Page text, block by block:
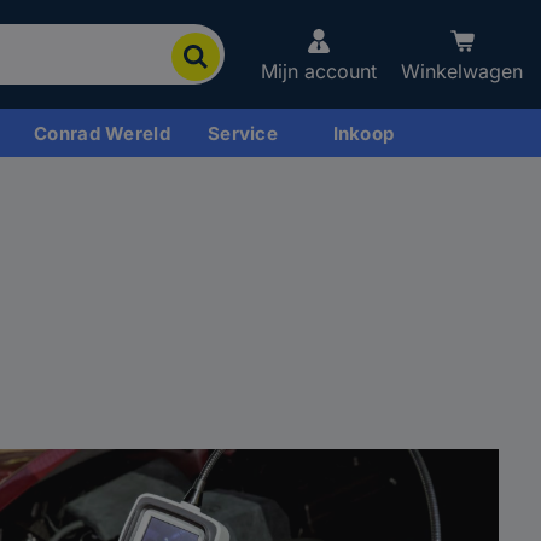
Mijn account Winkelwagen
Conrad Wereld Service Inkoop